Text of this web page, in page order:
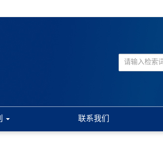
联系我们